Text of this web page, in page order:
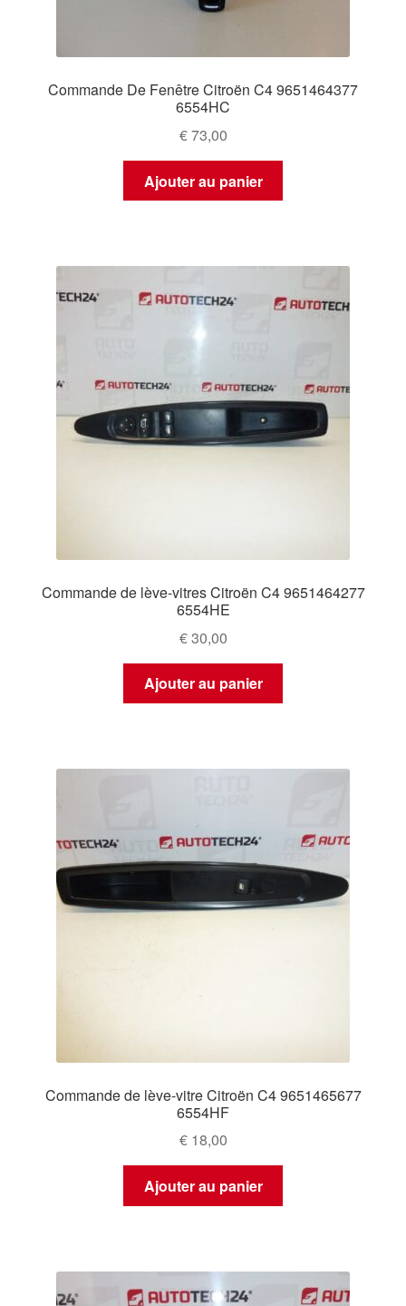
Commande De Fenêtre Citroën C4 9651464377
6554HC
€73,00
Ajouter au panier
Commande de lève-vitres Citroën C4 9651464277
6554HE
€30,00
Ajouter au panier
Commande de lève-vitre Citroën C4 9651465677
6554HF
€18,00
Ajouter au panier